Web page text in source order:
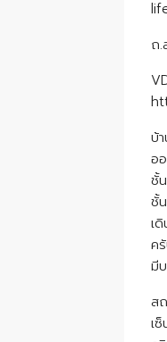
ถ.
บ้
อ
ชั้
ชั้
เ
ค
มี
ส
เ